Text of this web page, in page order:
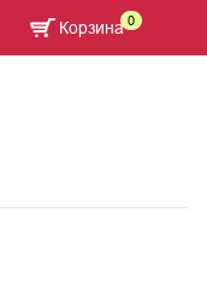
Корзина 0